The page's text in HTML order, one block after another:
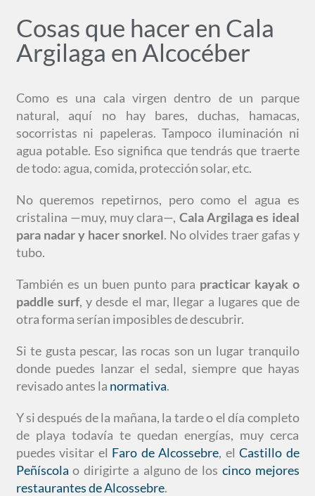
Cosas que hacer en Cala
Argilaga en Alcocéber
Como es una cala virgen dentro de un parque
natural, aquí no hay bares, duchas, hamacas,
socorristas ni papeleras. Tampoco iluminación ni
agua potable. Eso significa que tendrás que traerte
de todo: agua, comida, protección solar, etc.
No queremos repetirnos, pero como el agua es
cristalina —muy, muy clara—, Cala Argilaga es ideal
para nadar y hacer snorkel. No olvides traer gafas y
tubo.
También es un buen punto para practicar kayak o
paddle surf, y desde el mar, llegar a lugares que de
otra forma serían imposibles de descubrir.
Si te gusta pescar, las rocas son un lugar tranquilo
donde puedes lanzar el sedal, siempre que hayas
revisado antes la normativa.
Y si después de la mañana, la tarde o el día completo
de playa todavía te quedan energías, muy cerca
puedes visitar el Faro de Alcossebre, el Castillo de
Peñíscola o dirigirte a alguno de los cinco mejores
restaurantes de Alcossebre.